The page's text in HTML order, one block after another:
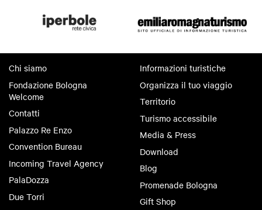
Chi siamo
Fondazione Bologna
Welcome
Contatti
Palazzo Re Enzo
Convention Bureau
Incoming Travel Agency
PalaDozza
Due Torri
Informazioni turistiche
Organizza il tuo viaggio
Territorio
Turismo accessibile
Media & Press
Download
Blog
Promenade Bologna
Gift Shop